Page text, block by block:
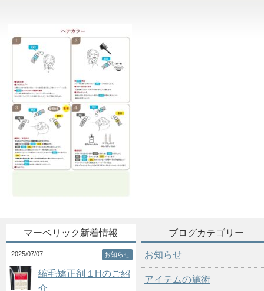
マーベリック新着情報
2025/07/07 お知らせ
縮毛矯正剤１Hのご紹
介
ブログカテゴリー
お知らせ
アイテムの施術